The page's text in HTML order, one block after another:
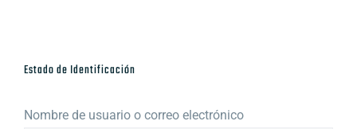
Estado de Identificación
Nombre de usuario o correo electrónico